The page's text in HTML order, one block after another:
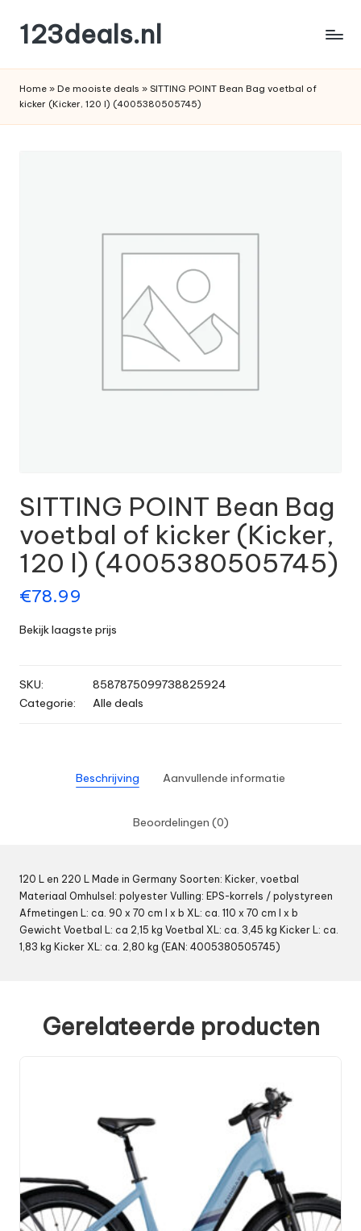
de
inhoud
123deals.nl
deals
Home » De mooiste deals » SITTING POINT Bean Bag voetbal of
kicker (Kicker, 120 l) (4005380505745)
SITTING POINT Bean Bag
voetbal of kicker (Kicker,
120 l) (4005380505745)
€78.99
Bekijk laagste prijs
SKU:
8587875099738825924
Categorie:
Alle deals
Beschrijving Aanvullende informatie
Beoordelingen (0)
120 L en 220 L Made in Germany Soorten: Kicker, voetbal
Materiaal Omhulsel: polyester Vulling: EPS-korrels / polystyreen
Afmetingen L: ca. 90 x 70 cm l x b XL: ca. 110 x 70 cm l x b
Gewicht Voetbal L: ca 2,15 kg Voetbal XL: ca. 3,45 kg Kicker L: ca.
1,83 kg Kicker XL: ca. 2,80 kg (EAN: 4005380505745)
Gerelateerde producten